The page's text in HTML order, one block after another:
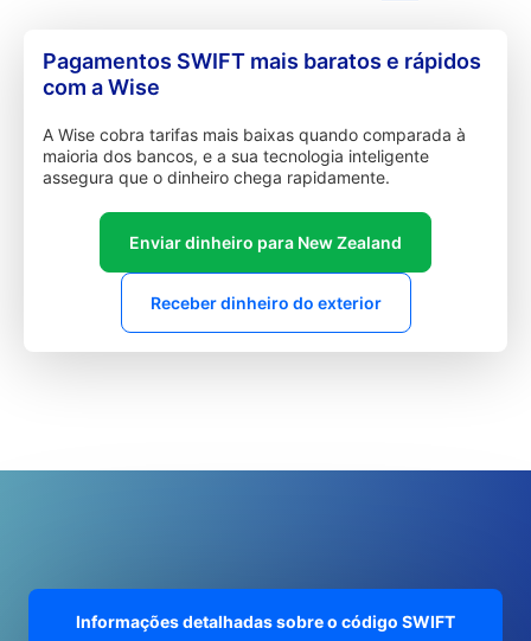
Pagamentos SWIFT mais baratos e rápidos
com a Wise
A Wise cobra tarifas mais baixas quando comparada à
maioria dos bancos, e a sua tecnologia inteligente
assegura que o dinheiro chega rapidamente.
Enviar dinheiro para New Zealand
Receber dinheiro do exterior
Informações detalhadas sobre o código SWIFT